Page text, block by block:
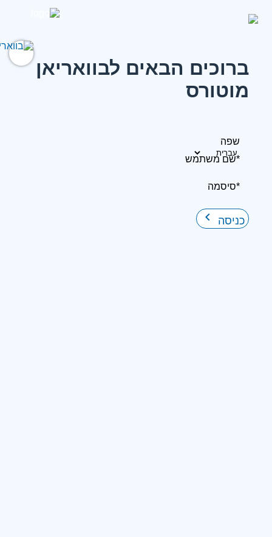
ברוכים הבאים לבוואריאן
מוטורס
שפה
*שם משתמש
*סיסמה
כניסה keyboard_arrow_right